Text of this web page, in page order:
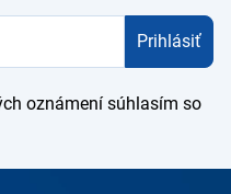
Prihlásiť
oznámení súhlasím so